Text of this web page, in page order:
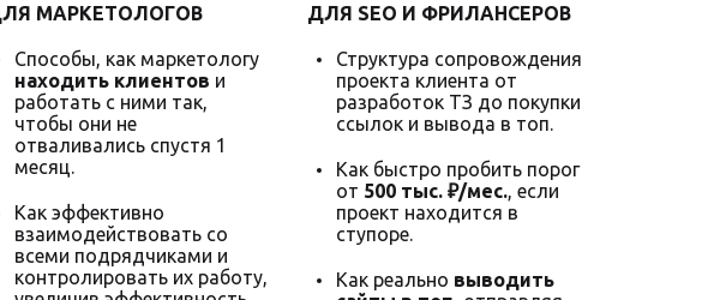
МАРКЕТОЛОГОВ
Способы, как маркетологу
находить клиентов и
работать с ними так,
чтобы они не
отваливались спустя 1
месяц.
Как эффективно
взаимодействовать со
всеми подрядчиками и
контролировать их работу,
ДЛЯ SEO И ФРИЛАНСЕРОВ
Структура сопровождения
проекта клиента от
разработок ТЗ до покупки
ссылок и вывода в топ.
Как быстро пробить порог
от 500 тыс. ₽/мес., если
проект находится в
ступоре.
Как реально выводить